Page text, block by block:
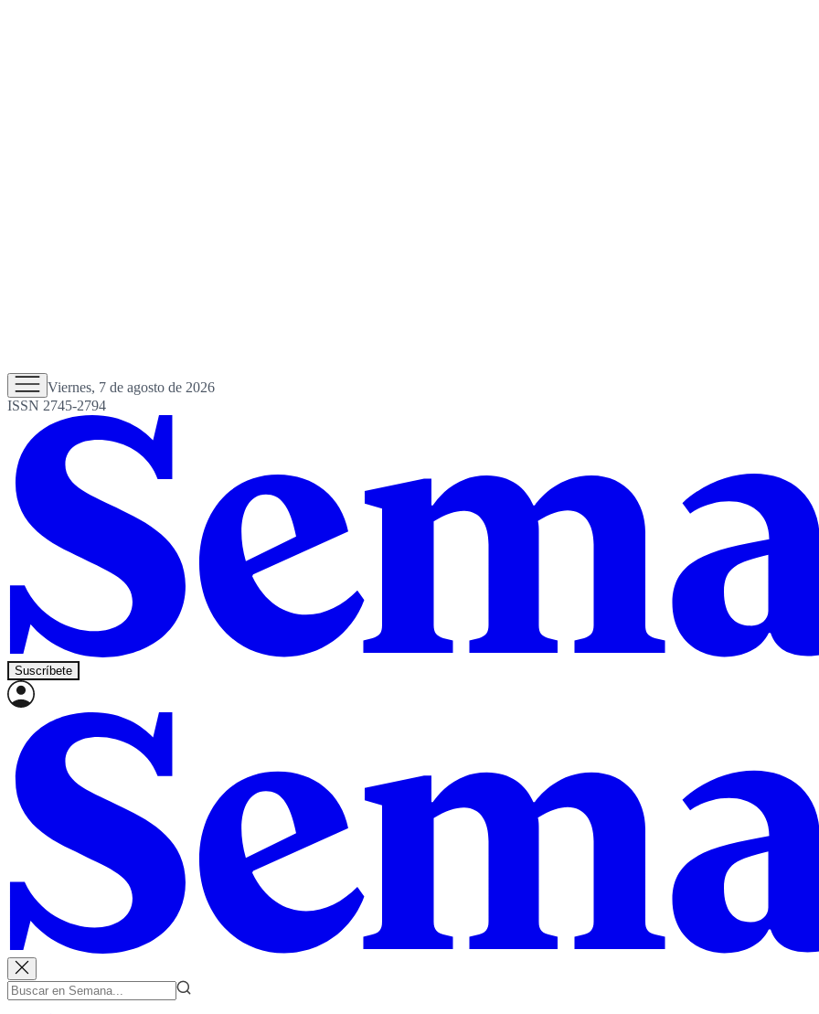
Viernes, 7 de agosto de 2026
ISSN 2745-2794
Suscríbete